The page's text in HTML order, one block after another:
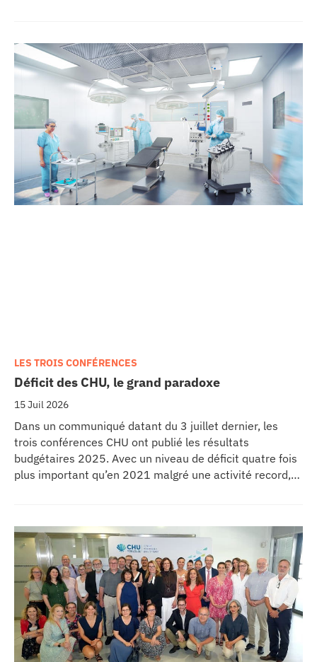
Déficit des CHU, le grand paradoxe
15 Juil 2026
LES TROIS CONFÉRENCES
Dans un communiqué datant du 3 juillet dernier, les
trois conférences CHU ont publié les résultats
budgétaires 2025. Avec un niveau de déficit quatre fois
plus important qu’en 2021 malgré une activité record,